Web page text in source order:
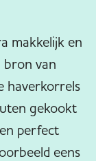
makkelijk en
bron van
haverkorrels
gekookt
perfect
eens